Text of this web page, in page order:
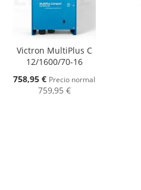
Victron MultiPlus C
12/1600/70-16
Oferta
758,95 € Precio normal
759,95 €